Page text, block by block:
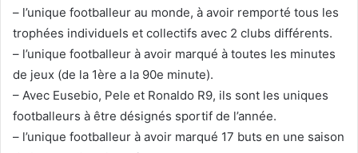
– l’unique footballeur au monde, à avoir remporté tous les
trophées individuels et collectifs avec 2 clubs différents.
– l’unique footballeur à avoir marqué à toutes les minutes
de jeux (de la 1ère a la 90e minute).
– Avec Eusebio, Pele et Ronaldo R9, ils sont les uniques
footballeurs à être désignés sportif de l’année.
– l’unique footballeur à avoir marqué 17 buts en une saison